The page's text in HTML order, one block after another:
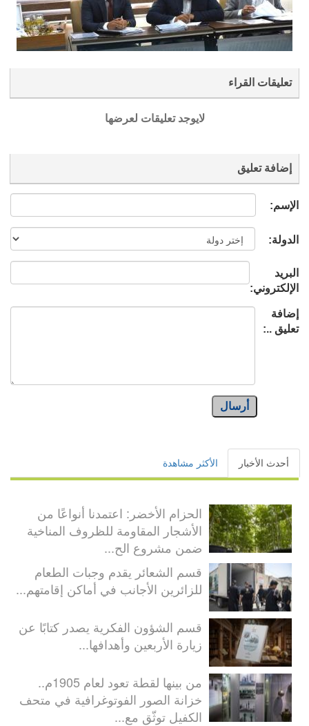
تعليقات القراء
لايوجد تعليقات لعرضها
إضافة تعليق
الإسم:
الدولة:
البريد
الإلكتروني:
إضافة
تعليق ..:
أرسال
أحدث الأخبار الأكثر مشاهدة
الحزام الأخضر: اعتمدنا أنواعًا من
الأشجار المقاومة للظروف المناخية
ضمن مشروع الح...
قسم الشعائر يقدم وجبات الطعام
للزائرين الأجانب في أماكن إقامتهم...
قسم الشؤون الفكرية يصدر كتابًا عن
زيارة الأربعين وأهدافها...
من بينها لقطة تعود لعام 1905م..
خزانة الصور الفوتوغرافية في متحف
الكفيل توثّق مع...